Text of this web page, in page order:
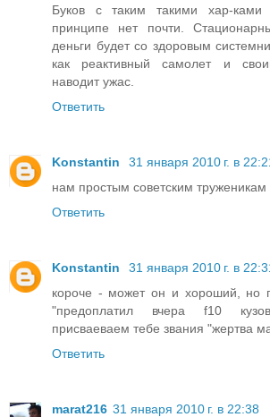
Буков с таким такими хар-
принципе нет почти.
деньги будет со здоровым
как реактивный самолет и
наводит ужас.
Ответить
Konstantin
31 января 2010 г. в
нам простым советским труженикам
Ответить
Konstantin
31 января 2010 г. в
короче - может он и хороший, но
"предоплатил вчера f10
присваеваем тебе звания "жертва
Ответить
marat216 31 января 2010 г. в 22:38